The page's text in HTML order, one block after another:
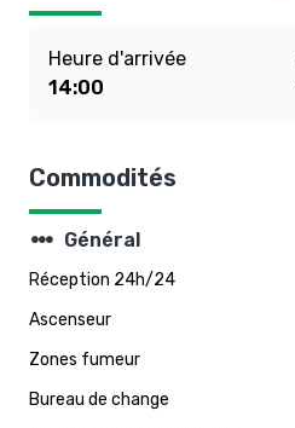
Heure d'arrivée
14:00
Commodités
steppers Général
Réception 24h/24
Ascenseur
Zones fumeur
Bureau de change